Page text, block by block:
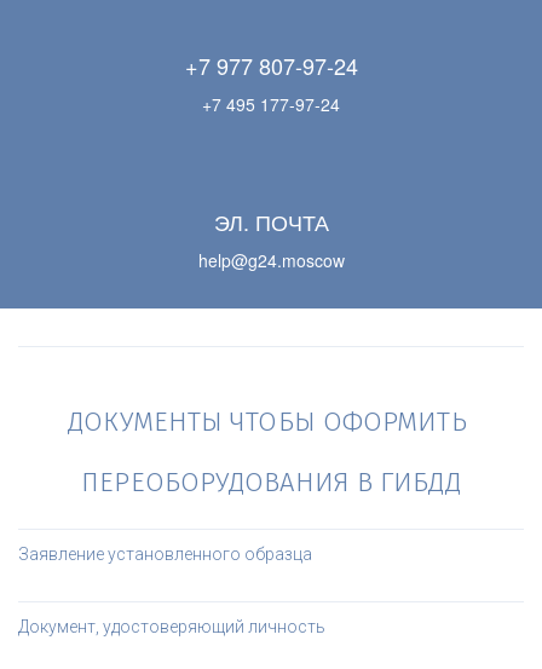
+7 977 807-97-24
+7 495 177-97-24
ЭЛ. ПОЧТА
help@g24.moscow
ДОКУМЕНТЫ ЧТОБЫ ОФОРМИТЬ
ПЕРЕОБОРУДОВАНИЯ В ГИБДД
Заявление установленного образца
Документ, удостоверяющий личность